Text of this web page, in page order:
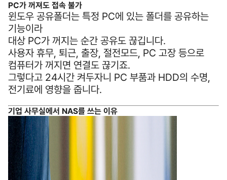
PC가 꺼져도 접속 불가
윈도우 공유폴더는 특정 PC에 있는 폴더를 공유하는
기능이라
대상 PC가 꺼지는 순간 공유도 끊깁니다.
사용자 휴무, 퇴근, 출장, 절전모드, PC 고장 등으로
컴퓨터가 꺼지면 연결도 끊기죠.
그렇다고 24시간 켜두자니 PC 부품과 HDD의 수명,
전기료에 영향을 줍니다.
기업 사무실에서 NAS를 쓰는 이유